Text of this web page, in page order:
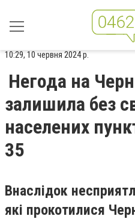
10:29, 10 червня 2024 р.
Негода на
залишила без
населених
35
Внаслідок
які прокотилися